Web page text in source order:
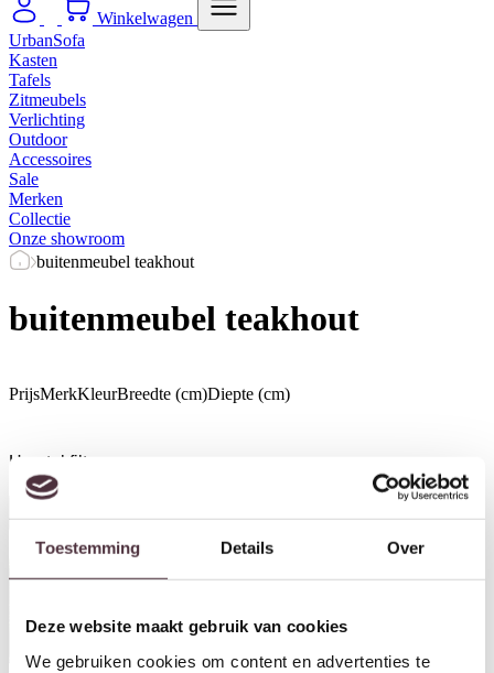
Toestemming Details Over
Deze website maakt gebruik van cookies
We gebruiken cookies om content en advertenties te
Winkelwagen
UrbanSofa
Kasten
Tafels
Zitmeubels
Verlichting
Outdoor
Accessoires
Sale
Merken
Collectie
Onze showroom
buitenmeubel teakhout
buitenmeubel teakhout
PrijsMerkKleurBreedte (cm)Diepte (cm)
Herstel filters
Alle filters